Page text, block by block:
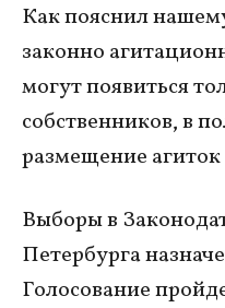
Как пояснил
законно
могут появиться
собственников, в
размещение
Выборы в
Петербурга
Голосование